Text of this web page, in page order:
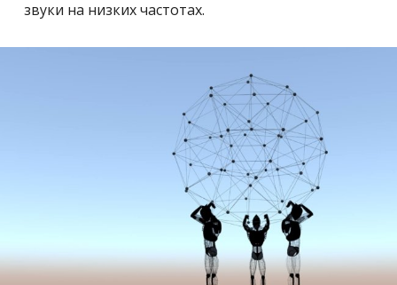
звуки на низких частотах.